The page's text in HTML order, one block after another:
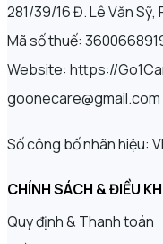
281/39/16 Đ. Lê Văn Sỹ,
Mã số thuế:
Website: https://
goonecare@gmail.com
Số công bố nhãn hiệu:
CHÍNH SÁCH & ĐIỀU
Quy định & Thanh toán